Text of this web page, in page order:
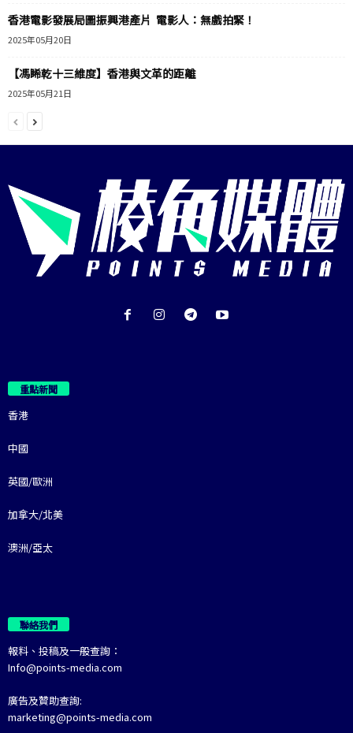
香港電影發展局圖振興港產片 電影人：無戲拍緊！
2025年05月20日
【馮睎乾十三維度】香港與文革的距離
2025年05月21日
重點新聞
香港
中國
英國/歐洲
加拿大/北美
澳洲/亞太
聯絡我們
報料、投稿及一般查詢：
Info@points-media.com
廣告及贊助查詢:
marketing@points-media.com